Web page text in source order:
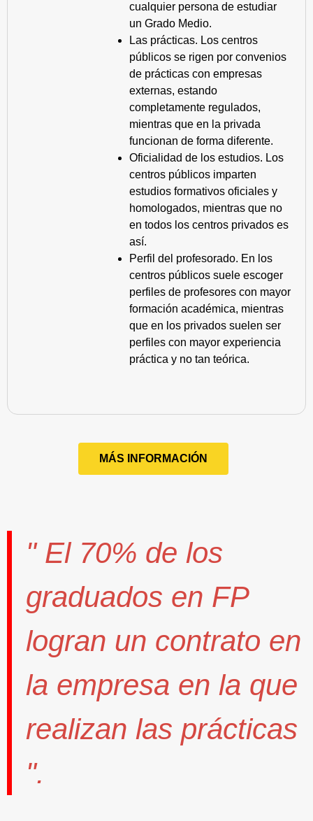
cualquier persona de estudiar
un Grado Medio.
Las prácticas. Los centros
públicos se rigen por convenios
de prácticas con empresas
externas, estando
completamente regulados,
mientras que en la privada
funcionan de forma diferente.
Oficialidad de los estudios. Los
centros públicos imparten
estudios formativos oficiales y
homologados, mientras que no
en todos los centros privados es
así.
Perfil del profesorado. En los
centros públicos suele escoger
perfiles de profesores con mayor
formación académica, mientras
que en los privados suelen ser
perfiles con mayor experiencia
práctica y no tan teórica.
MÁS INFORMACIÓN
" El 70% de los
graduados en FP
logran un contrato en
la empresa en la que
realizan las prácticas
".